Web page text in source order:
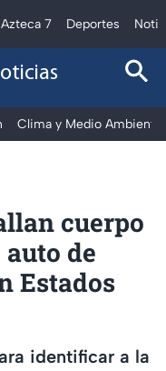
Azteca 7 Deportes
Clima y Medio Ambiente
cuerpo
de
Estados
identificar a la